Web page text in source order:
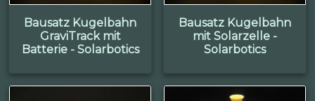
Bausatz Kugelbahn
GraviTrack mit
Batterie - Solarbotics
Bausatz Kugelbahn
mit Solarzelle -
Solarbotics